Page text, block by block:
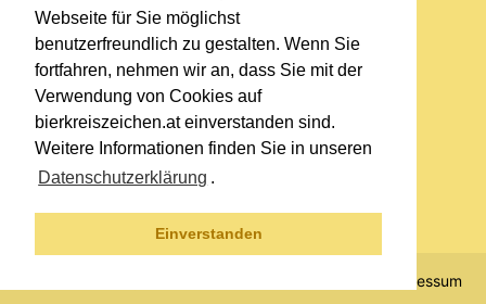
Webseite für Sie möglichst
benutzerfreundlich zu gestalten. Wenn Sie
fortfahren, nehmen wir an, dass Sie mit der
Verwendung von Cookies auf
bierkreiszeichen.at einverstanden sind.
Weitere Informationen finden Sie in unseren
Datenschutzerklärung .
Einverstanden
im Pfad:Übers Bier/Biersorten
Erstellt: 2014-10-30
Links
Impressum
Datenschutzerklärung
Impressum